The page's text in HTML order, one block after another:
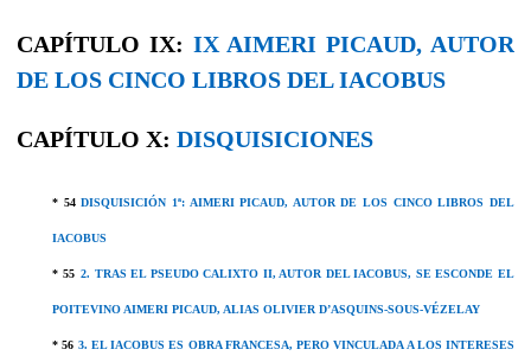
CAPÍTULO IX: IX AIMERI PICAUD, AUTOR
DE LOS CINCO LIBROS DEL IACOBUS
CAPÍTULO X: DISQUISICIONES
* 54 DISQUISICIÓN 1ª: AIMERI PICAUD, AUTOR DE LOS CINCO LIBROS DEL
IACOBUS
* 55 2. TRAS EL PSEUDO CALIXTO II, AUTOR DEL IACOBUS, SE ESCONDE EL
POITEVINO AIMERI PICAUD, ALIAS OLIVIER D’ASQUINS-SOUS-VÉZELAY
* 56 3. EL IACOBUS ES OBRA FRANCESA, PERO VINCULADA A LOS INTERESES